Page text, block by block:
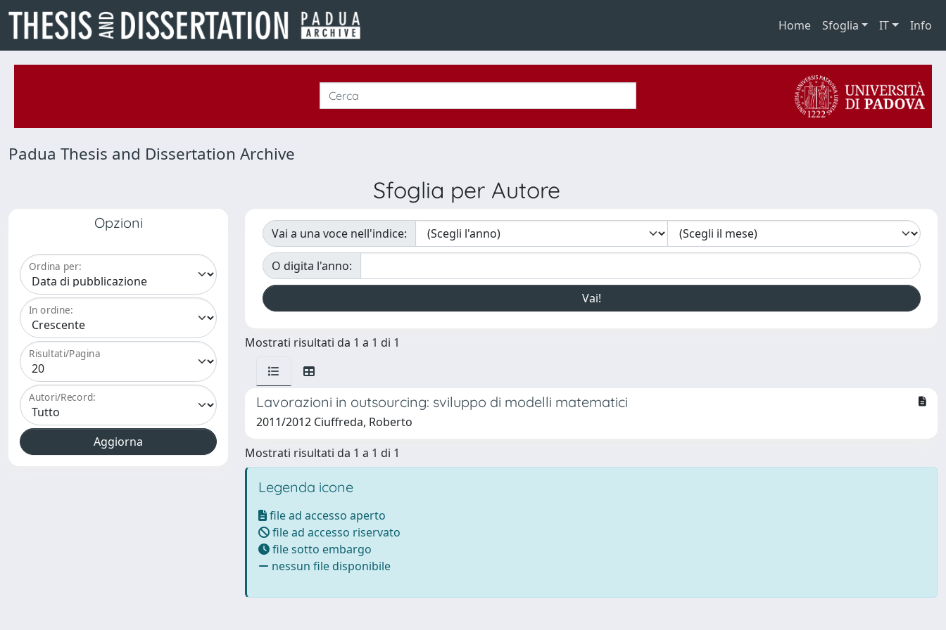
Home Sfoglia IT Info
Padua Thesis and Dissertation Archive
Sfoglia per Autore
Opzioni
Ordina per:
In ordine:
Risultati/Pagina
Autori/Record:
Vai a una voce nell'indice:
O digita l'anno:
Mostrati risultati da 1 a 1 di 1
Lavorazioni in outsourcing: sviluppo di modelli matematici
2011/2012 Ciuffreda, Roberto
Mostrati risultati da 1 a 1 di 1
Legenda icone
file ad accesso aperto
file ad accesso riservato
file sotto embargo
nessun file disponibile